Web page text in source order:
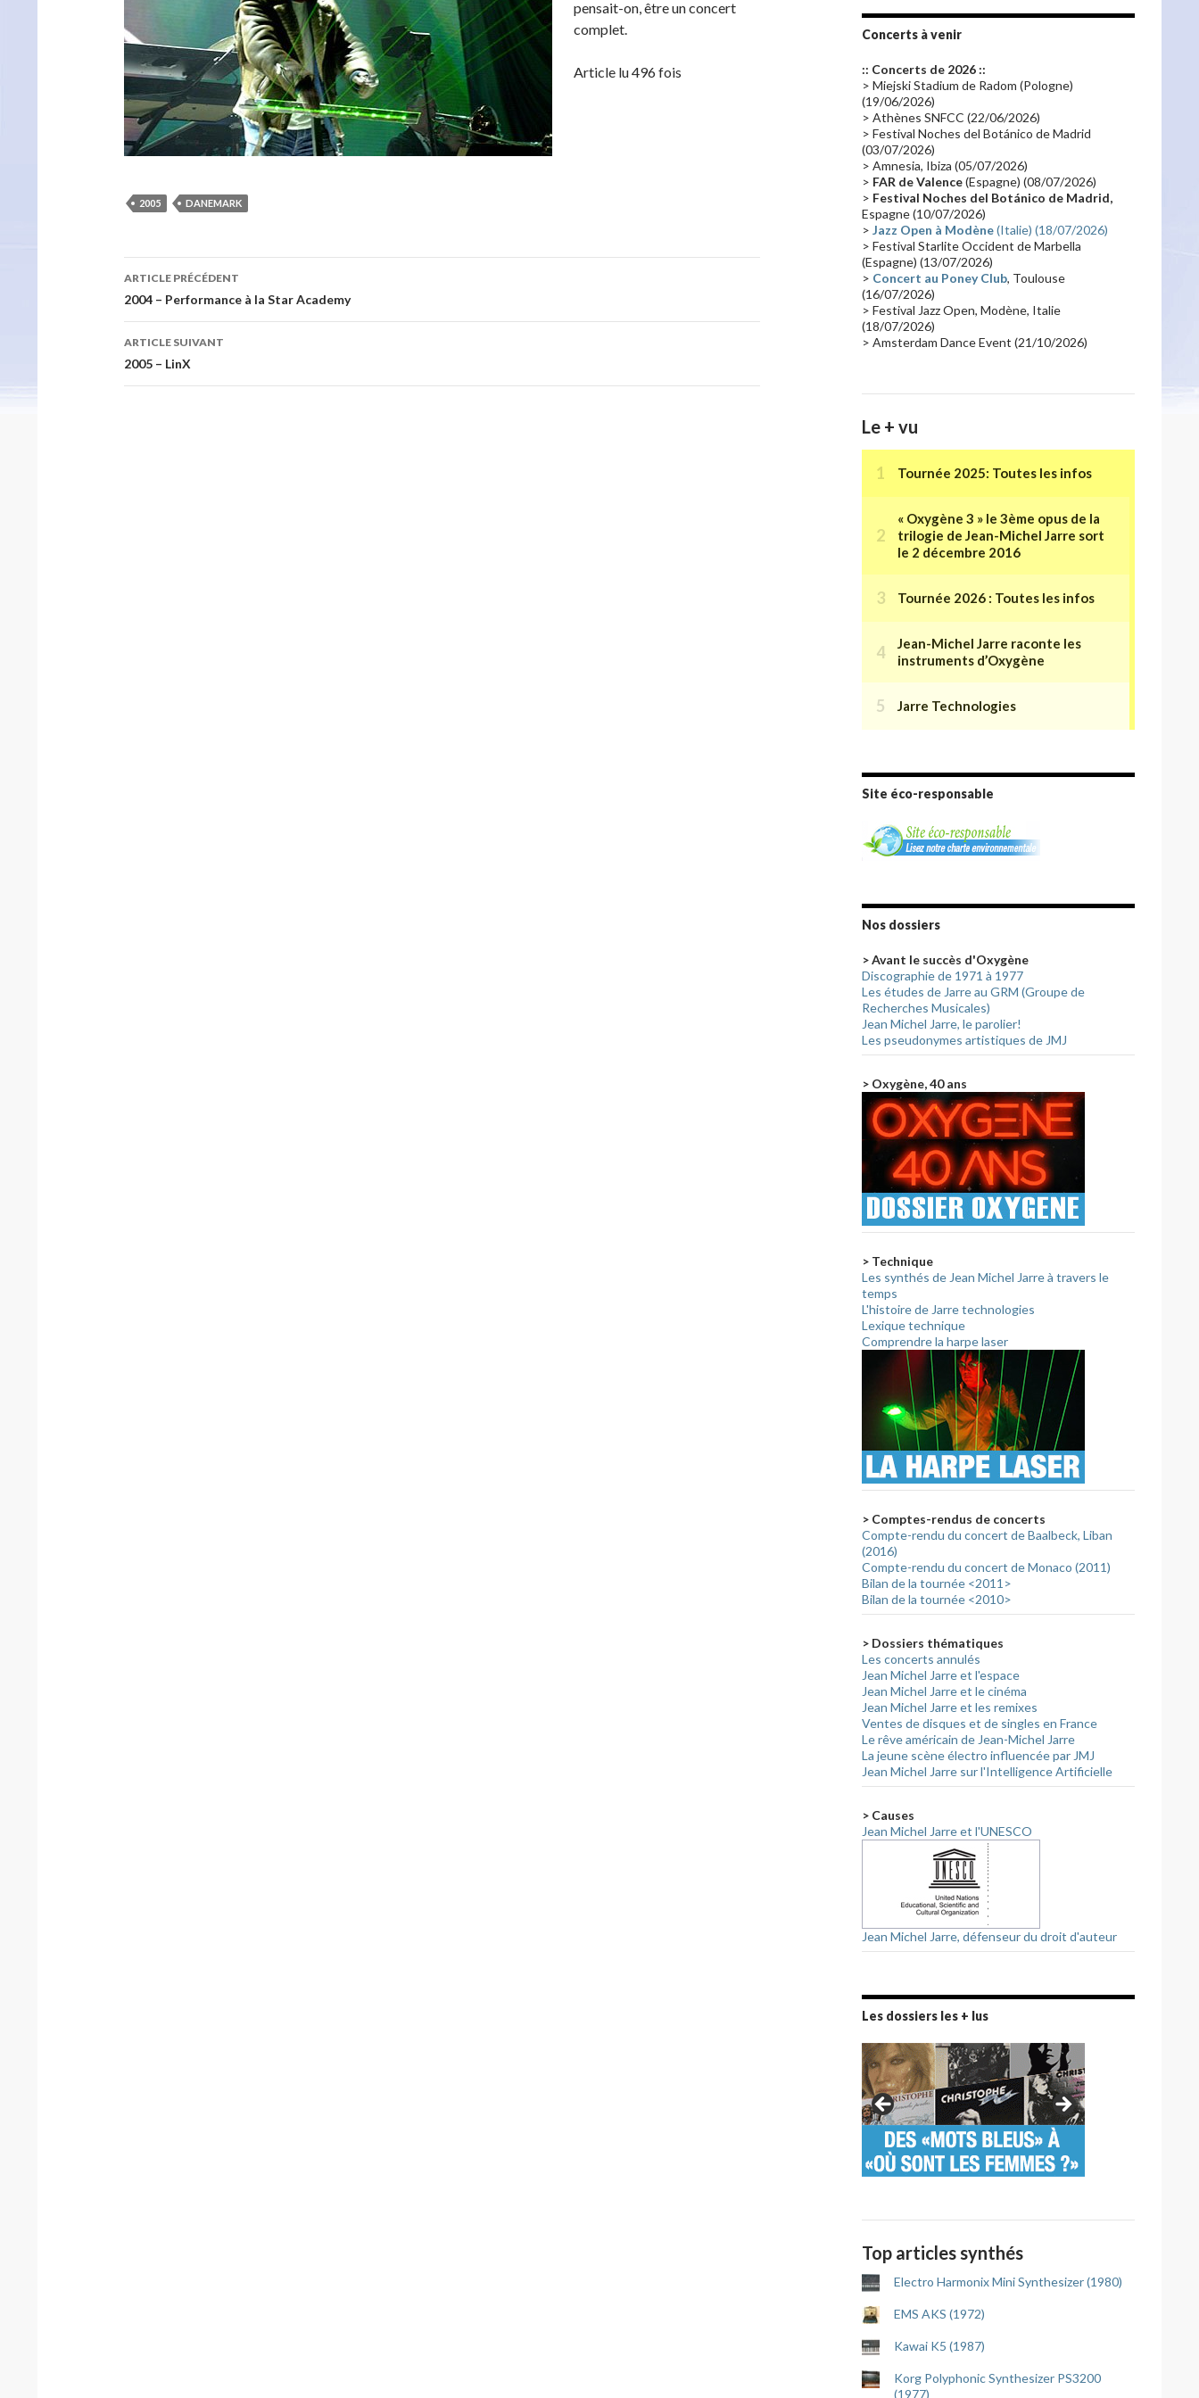
pensait-on, être un concert
complet.
Article lu 496 fois
2005 DANEMARK
Navigation
des
articles
ARTICLE PRÉCÉDENT
2004 – Performance à la Star Academy
ARTICLE SUIVANT
2005 – LinX
Promo 2019
Emissions 2010 Disques rares
Synthé 70's(20)
Claviériste(19) Groupe de Recherche Musicale
France 2 (18)
Critique(17) Coffret(17) Chronologie(16)
Passages radio(16)
Synthé 80's(16) Les concerts en Chine (16)
Cinéma(16) Houston
Synthé Roland Belgique
Récompense(14) Collaborations 70's(14)
Astronomie(14) France Inter(14)
Concerts à venir
:: Concerts de 2026 ::
> Miejski Stadium de Radom (Pologne)
(19/06/2026)
> Athènes SNFCC (22/06/2026)
> Festival Noches del Botánico de Madrid
(03/07/2026)
> Amnesia, Ibiza (05/07/2026)
> FAR de Valence(Espagne) (08/07/2026)
> Festival Noches del Botánico de Madrid,
Espagne (10/07/2026)
> Jazz Open à Modène(Italie) (18/07/2026)
> Festival Starlite Occident de Marbella
(Espagne) (13/07/2026)
> Concert au Poney Club, Toulouse
(16/07/2026)
> Festival Jazz Open, Modène, Italie
(18/07/2026)
> Amsterdam Dance Event (21/10/2026)
Le + vu
Site éco-responsable
Nos dossiers
> Avant le succès d'Oxygène
Discographie de 1971 à 1977
Les études de Jarre au GRM (Groupe de
Recherches Musicales)
Jean Michel Jarre, le parolier!
Les pseudonymes artistiques de JMJ
> Oxygène, 40 ans
> Technique
Les synthés de Jean Michel Jarre à travers le
temps
L'histoire de Jarre technologies
Lexique technique
Comprendre la harpe laser
> Comptes-rendus de concerts
Compte-rendu du concert de Baalbeck, Liban
(2016)
Compte-rendu du concert de Monaco (2011)
Bilan de la tournée <2011>
Bilan de la tournée <2010>
> Dossiers thématiques
Les concerts annulés
Jean Michel Jarre et l'espace
Jean Michel Jarre et le cinéma
Jean Michel Jarre et les remixes
Ventes de disques et de singles en France
Le rêve américain de Jean-Michel Jarre
La jeune scène électro influencée par JMJ
Jean Michel Jarre sur l'Intelligence Artificielle
> Causes
Jean Michel Jarre et l'UNESCO
Jean Michel Jarre, défenseur du droit d'auteur
Les dossiers les + lus
Top articles synthés
Electro Harmonix Mini Synthesizer (1980)
EMS AKS (1972)
Kawai K5 (1987)
Korg Polyphonic Synthesizer PS3200
(1977)